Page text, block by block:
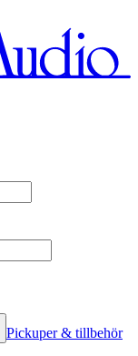
Pickuper & tillbehör